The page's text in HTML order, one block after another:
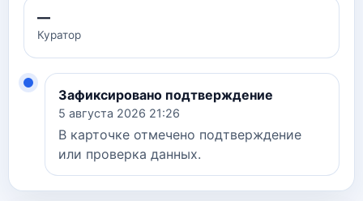
—
Куратор
Зафиксировано подтверждение
5 августа 2026 21:26
В карточке отмечено подтверждение
или проверка данных.